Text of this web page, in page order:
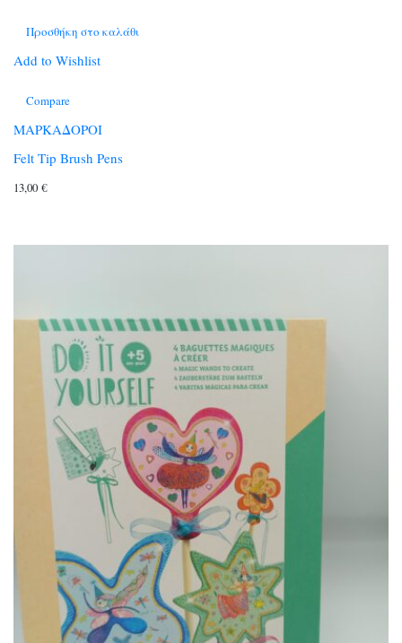
Προσθήκη στο καλάθι
Add to Wishlist
Compare
ΜΑΡΚΑΔΟΡΟΙ
Felt Tip Brush Pens
13,00 €